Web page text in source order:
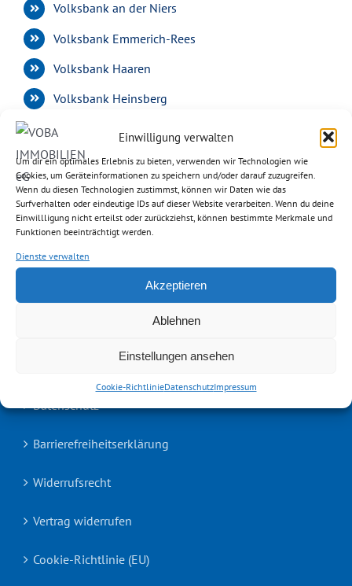
Einwilligung verwalten
Um dir ein optimales Erlebnis zu bieten, verwenden wir Technologien wie
Cookies, um Geräteinformationen zu speichern und/oder darauf zuzugreifen.
Wenn du diesen Technologien zustimmst, können wir Daten wie das
Surfverhalten oder eindeutige IDs auf dieser Website verarbeiten. Wenn du deine
Einwillligung nicht erteilst oder zurückziehst, können bestimmte Merkmale und
Funktionen beeinträchtigt werden.
Dienste verwalten
Akzeptieren
Ablehnen
Einstellungen ansehen
Cookie-RichtlinieDatenschutzImpressum
Volksbank an der Niers
Volksbank Emmerich-Rees
Volksbank Haaren
Volksbank Heinsberg
Volksbank im Rheinland
Volksbank Kempen-Grefrath
Volksbank Viersen
Datenschutz
Barrierefreiheitserklärung
Widerrufsrecht
Vertrag widerrufen
Cookie-Richtlinie (EU)